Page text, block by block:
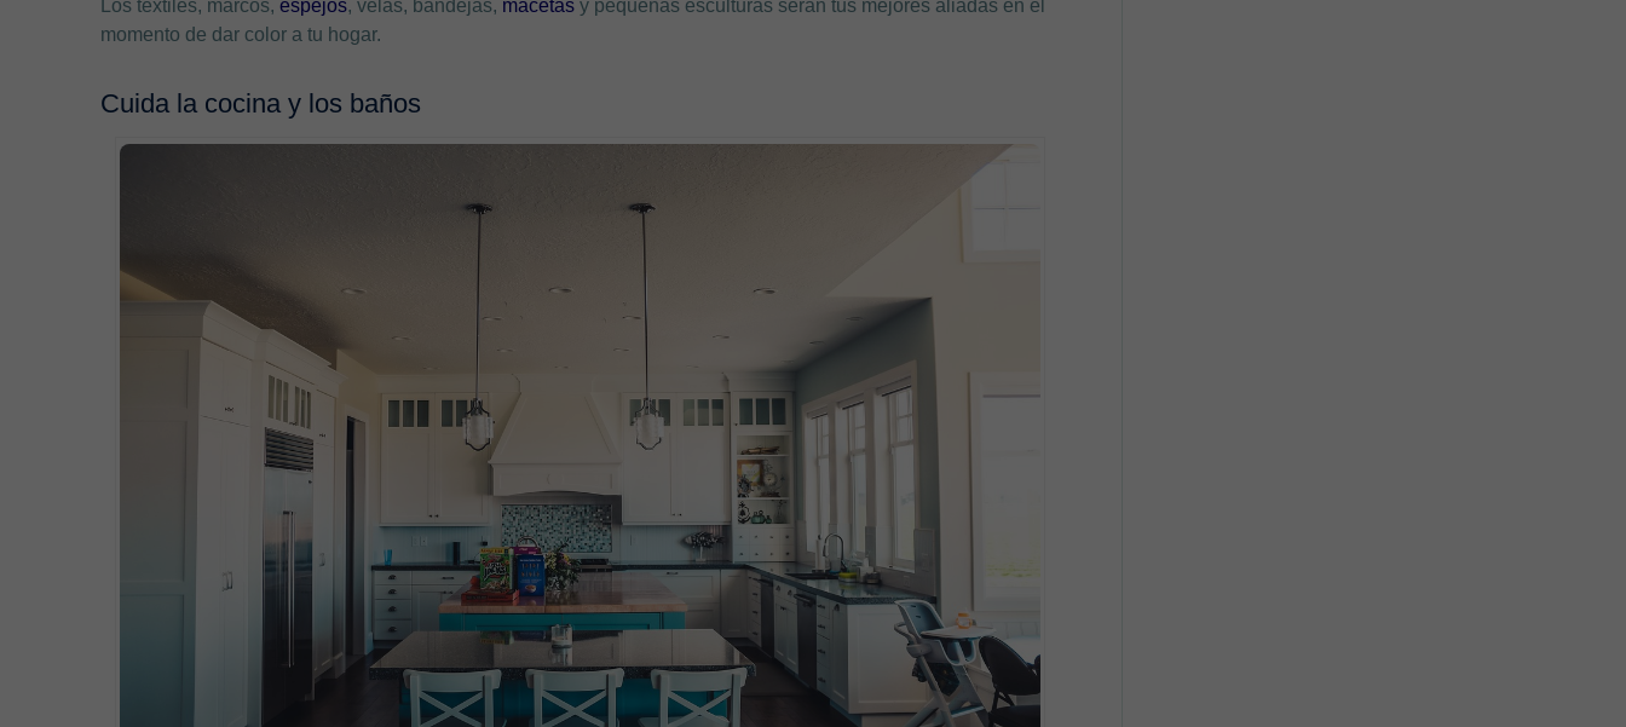
Los textiles, marcos, espejos, velas, bandejas, macetas y pequeñas esculturas serán tus mejores aliadas en el
momento de dar color a tu hogar.
Cuida la cocina y los baños